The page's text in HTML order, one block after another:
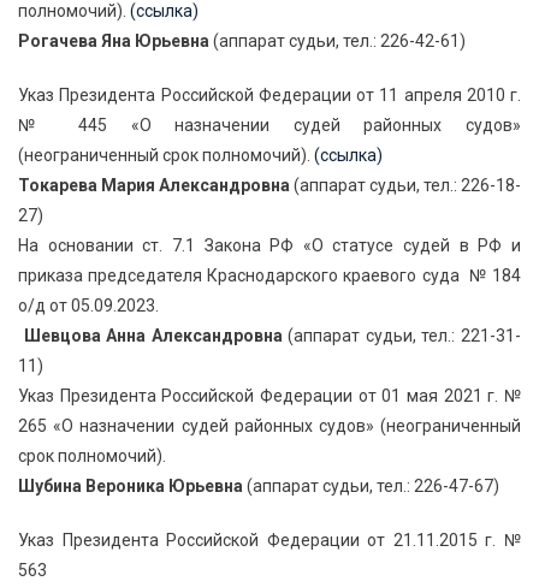
полномочий). (ссылка)
Рогачева Яна Юрьевна (аппарат судьи, тел.: 226-42-61)
Указ Президента Российской Федерации от 11 апреля 2010 г.
№ 445 «О назначении судей районных судов»
(неограниченный срок полномочий). (ссылка)
Токарева Мария Александровна (аппарат судьи, тел.: 226-18-
27)
На основании ст. 7.1 Закона РФ «О статусе судей в РФ и
приказа председателя Краснодарского краевого суда № 184
о/д от 05.09.2023.
Шевцова Анна Александровна (аппарат судьи, тел.: 221-31-
11)
Указ Президента Российской Федерации от 01 мая 2021 г. №
265 «О назначении судей районных судов» (неограниченный
срок полномочий).
Шубина Вероника Юрьевна (аппарат судьи, тел.: 226-47-67)
Указ Президента Российской Федерации от 21.11.2015 г. №
563